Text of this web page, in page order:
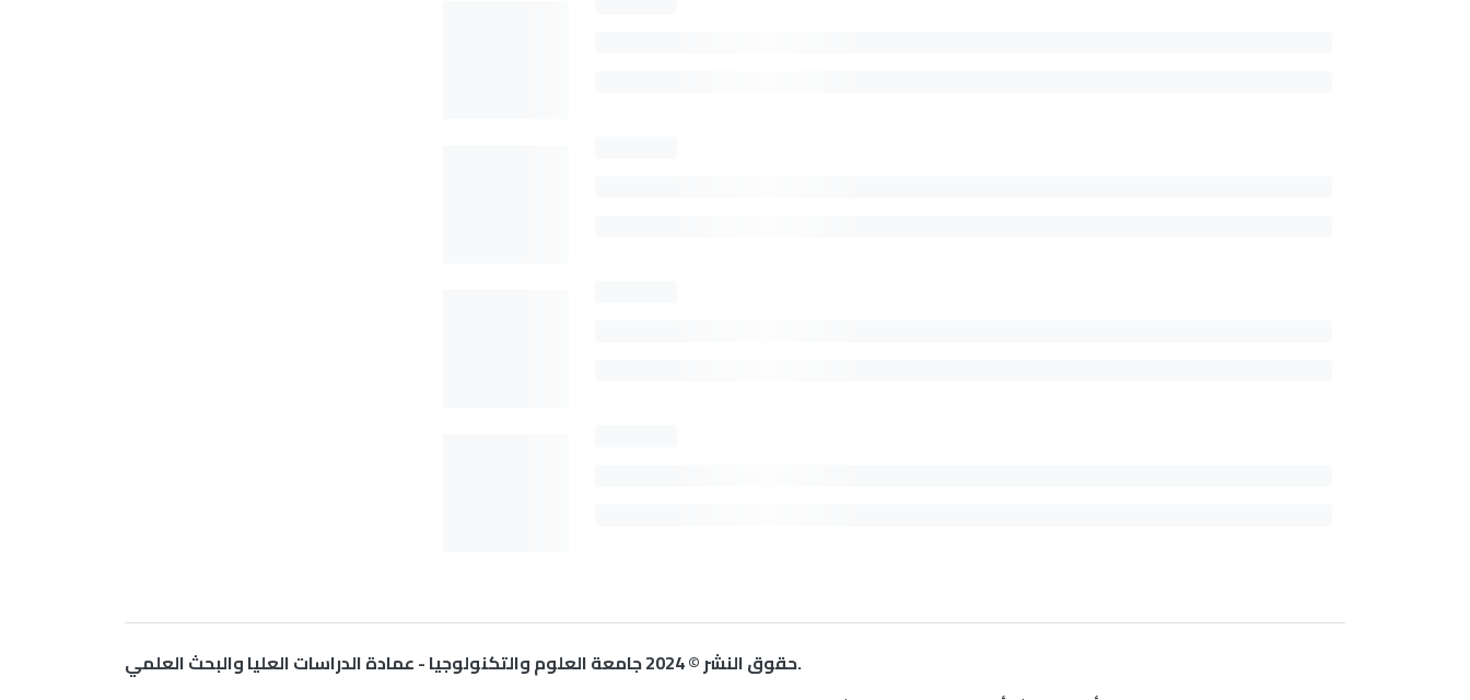
حقوق النشر © 2024 جامعة العلوم والتكنولوجيا - عمادة الدراسات العليا والبحث العلمي.